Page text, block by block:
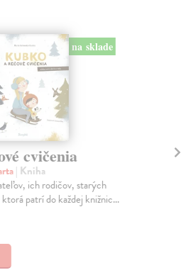
na sklade
cvičenia
| Kniha
ich rodičov, starých
patrí do každej knižnic...